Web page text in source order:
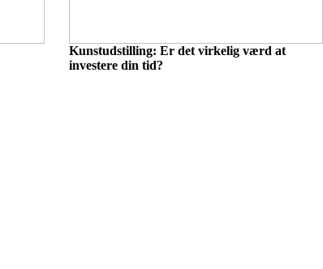
Kunstudstilling: Er det virkelig værd at
investere din tid?